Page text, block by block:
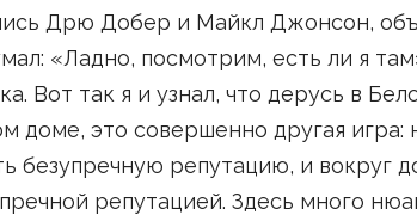
Дрю Добер и Майкл Джонсон,
«Ладно, посмотрим, есть ли я
Вот так я и узнал, что дерусь в
доме, это совершенно другая игра:
безупречную репутацию, и вокруг
репутацией. Здесь много